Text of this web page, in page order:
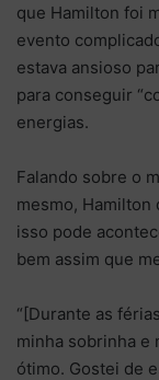
que Hamilton foi
evento
estava ansioso
para conseguir
energias.
Falando sobre o
mesmo, Hamilton
isso pode
bem assim que
“[Durante as
minha sobrinha e
ótimo. Gostei de